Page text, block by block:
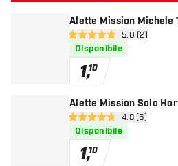
Alette Mission Michele
apri pannello
5 stelle di valutazione
5.0 (2)
Disponibile
1,10
Alette Mission Solo
apri pannello
4.8 stelle di valutazione
4.8 (6)
Disponibile
1,10